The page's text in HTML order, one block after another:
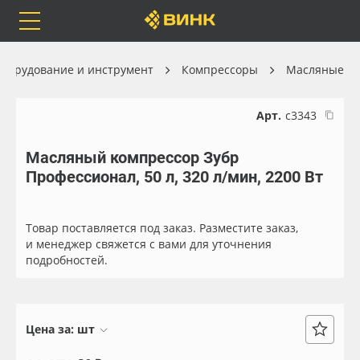
Каталог
Бренды
Оплата
Весь каталог
Самоклеящиеся плёнки
Чернила
и инструмент Компрессоры Масляные
Арт. с3343
Масляный компрессор Зубр
Профессионал, 50 л, 320 л/мин, 2200 Вт
Товар поставляется под заказ. Разместите заказ,
и менеджер свяжется с вами для уточнения
подробностей.
Цена за: шт